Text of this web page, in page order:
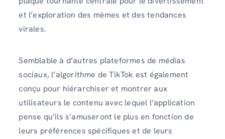
et l’exploration des mèmes et des tendances
virales.
Semblable à d’autres plateformes de médias
sociaux, l’algorithme de TikTok est également
conçu pour hiérarchiser et montrer aux
utilisateurs le contenu avec lequel l’application
pense qu’ils s’amuseront le plus en fonction de
leurs préférences spécifiques et de leurs